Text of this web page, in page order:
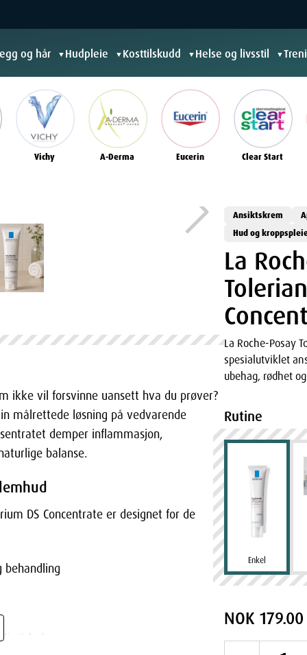
og hår ▼ Hudpleie ▼ Kosttilskudd ▼ Helse og livsstil ▼
Vichy A-Derma Eucerin Clear Start
ikke vil forsvinne uansett hva du prøver?
målrettede løsning på vedvarende
demper inflammasjon,
balanse.
DS Concentrate er designet for de
behandling
å balansere
Ansiktskrem
Hud og
La
La Roche-Posay
spesialutviklet
ubehag, rødhet
Rutine
Enkel
NOK 179.00